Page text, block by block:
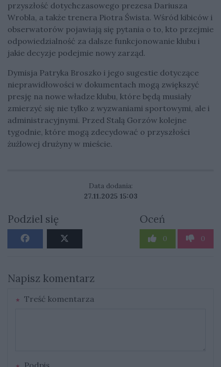
przyszłość dotychczasowego prezesa Dariusza
Wrobla, a także trenera Piotra Śwista. Wśród kibiców i
obserwatorów pojawiają się pytania o to, kto przejmie
odpowiedzialność za dalsze funkcjonowanie klubu i
jakie decyzje podejmie nowy zarząd.
Dymisja Patryka Broszko i jego sugestie dotyczące
nieprawidłowości w dokumentach mogą zwiększyć
presję na nowe władze klubu, które będą musiały
zmierzyć się nie tylko z wyzwaniami sportowymi, ale i
administracyjnymi. Przed Stalą Gorzów kolejne
tygodnie, które mogą zdecydować o przyszłości
żużlowej drużyny w mieście.
Data dodania:
27.11.2025 15:03
Podziel się Oceń
0 0
Napisz komentarz
Treść komentarza
Podpis